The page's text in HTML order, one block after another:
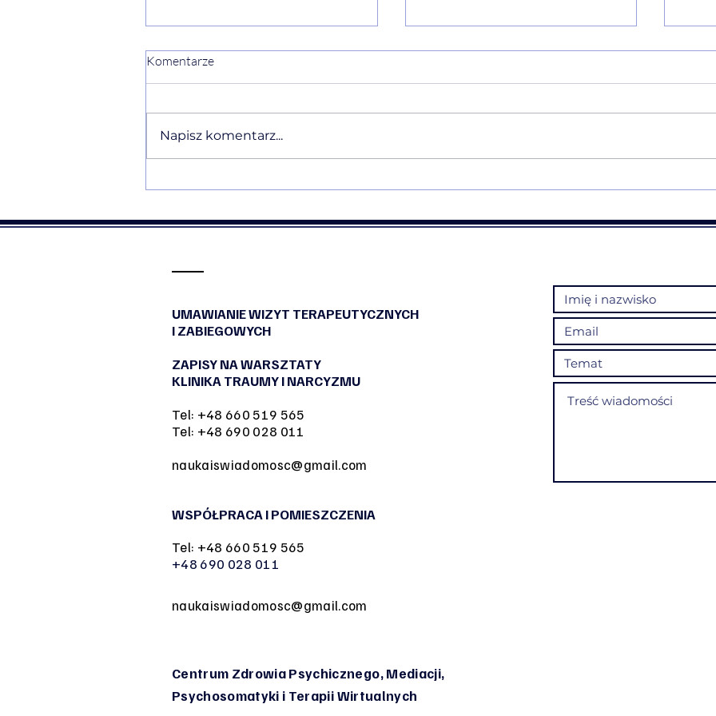
💠❤️Rekomendacja❤️💠 💠❤️Rekomendacja❤️💠
Komentarze
Napisz komentarz...
UMAWIANIE WIZYT TERAPEUTYCZNYCH
I ZABIEGOWYCH
ZAPISY NA WARSZTATY
KLINIKA TRAUMY I NARCYZMU
Tel: +48 660 519 565
Tel: +48 690 028 011
naukaiswiadomosc@gmail.com
WSPÓŁPRACA I POMIESZCZENIA
Tel: +48 660 519 565
+48 690 028 011
naukaiswiadomosc@gmail.com
Centrum Zdrowia Psychicznego, Mediacji,
Psychosomatyki i Terapii Wirtualnych